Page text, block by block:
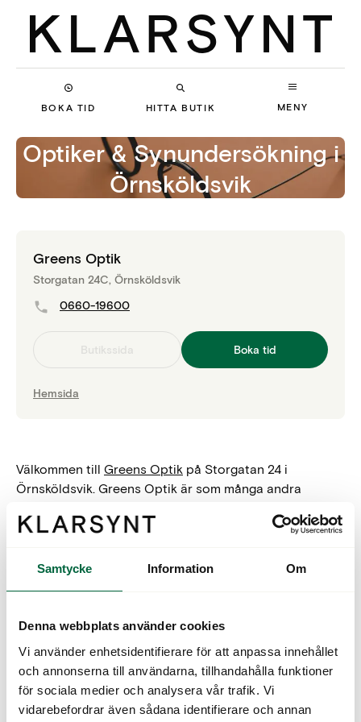
Samtycke Information Om
Denna webbplats använder cookies
Vi använder enhetsidentifierare för att anpassa innehållet
och annonserna till användarna, tillhandahålla funktioner
för sociala medier och analysera vår trafik. Vi
vidarebefordrar även sådana identifierare och annan
BOKA TID HITTA BUTIK MENY
Optiker & Synundersökningi
Örnsköldsvik
Greens Optik
Storgatan 24C, Örnsköldsvik
0660-19600
Butikssida Boka tid
Hemsida
Välkommen till Greens Optik på Storgatan 24 i
Örnsköldsvik. Greens Optik är som många andra
Klarsynt-anslutna optiker är att de är fristående vilket
är optiker där standarden är ett handplockat sortiment,
Att undersöka synen regelbundet handlar helt enkelt
om god förebyggande ögonhälsovård. Du går oftast till
optikern med målet att skaffa nya glasögon eller linser,
men i optikerns undersökning ska det också ingå en